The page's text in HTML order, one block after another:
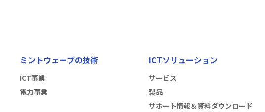
ミントウェーブの技術
ICT事業
電力事業
ICTソリューション
サービス
製品
サポート情報＆資料ダウンロード